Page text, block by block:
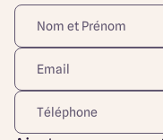
finition. Nous vous
écologique grâce à la
à vos projets avec la
A PROPOS DE
Templeuve est une
du Nord en France.
belge permet un